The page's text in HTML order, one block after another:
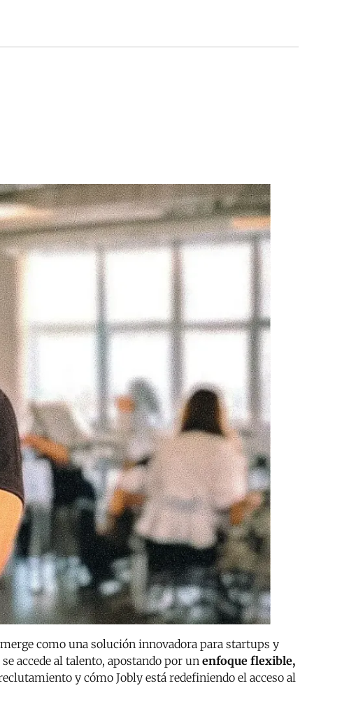
como una solución innovadora para startups y
accede al talento, apostando por un enfoque flexible,
y cómo Jobly está redefiniendo el acceso al